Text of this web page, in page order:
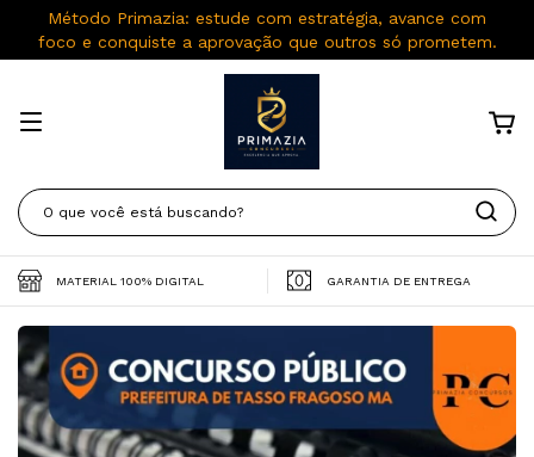
Método Primazia: estude com estratégia, avance com
foco e conquiste a aprovação que outros só prometem.
MATERIAL 100% DIGITAL GARANTIA DE ENTREGA